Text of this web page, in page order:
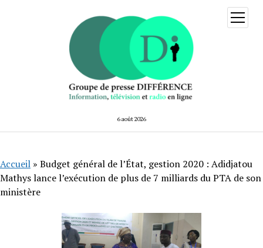
6 août 2026
ouvrir
menu
Accueil » Budget général de l’État, gestion 2020 : Adidjatou
Mathys lance l’exécution de plus de 7 milliards du PTA de son
ministère